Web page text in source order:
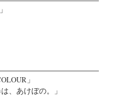
」
、あけぼの。」